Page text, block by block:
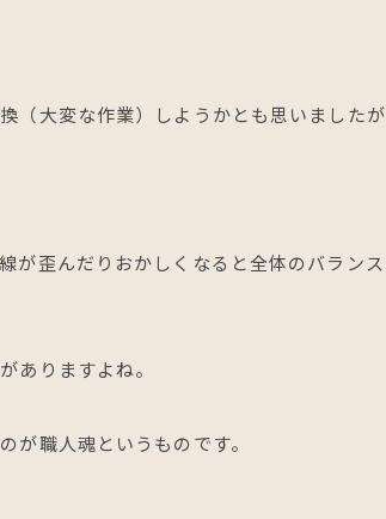
（大変な作業）しようかとも思いましたが
が歪んだりおかしくなると全体のバランス
ありますよね。
が職人魂というものです。